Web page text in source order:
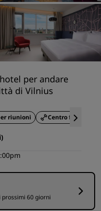
per andare
di Vilnius
riunioni Centro fitness
60 giorni